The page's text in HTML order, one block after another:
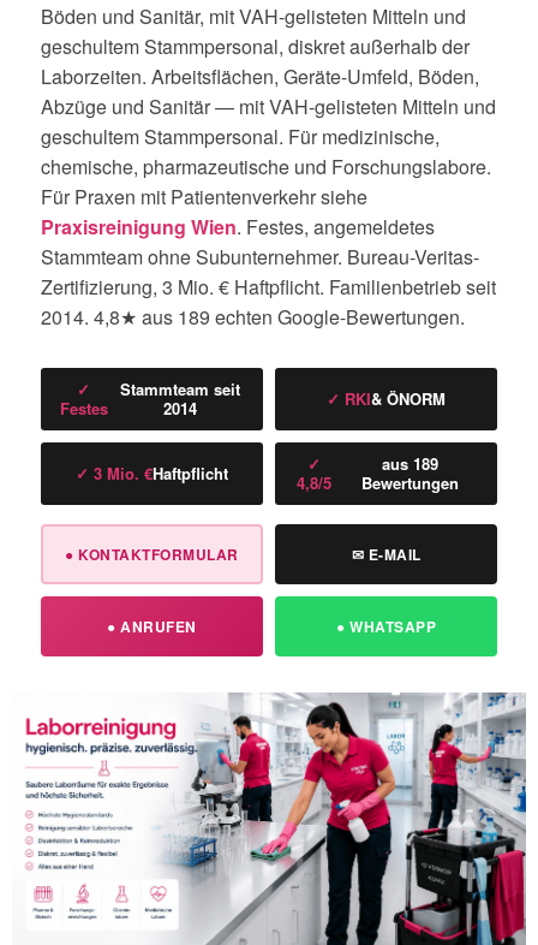
Böden und Sanitär, mit VAH-gelisteten Mitteln und
geschultem Stammpersonal, diskret außerhalb der
Laborzeiten. Arbeitsflächen, Geräte-Umfeld, Böden,
Abzüge und Sanitär — mit VAH-gelisteten Mitteln und
geschultem Stammpersonal. Für medizinische,
chemische, pharmazeutische und Forschungslabore.
Für Praxen mit Patientenverkehr siehe
Praxisreinigung Wien. Festes, angemeldetes
Stammteam ohne Subunternehmer. Bureau-Veritas-
Zertifizierung, 3 Mio. € Haftpflicht. Familienbetrieb seit
2014. 4,8★ aus 189 echten Google-Bewertungen.
✓
Festes
Stammteam seit
2014
✓ RKI& ÖNORM
✓ 3 Mio. €Haftpflicht
✓
4,8/5
aus 189
Bewertungen
● KONTAKTFORMULAR ✉ E-MAIL
● ANRUFEN ● WHATSAPP